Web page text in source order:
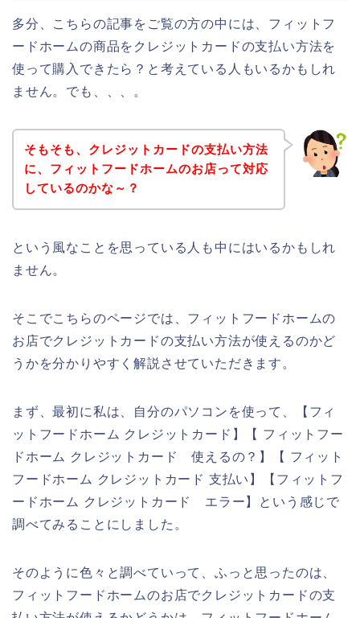
多分、こちらの記事をご覧の方の中には、フィットフ
ードホームの商品をクレジットカードの支払い方法を
使って購入できたら？と考えている人もいるかもしれ
ません。でも、、、。
そもそも、クレジットカードの支払い方法
に、フィットフードホームのお店って対応
しているのかな～？
という風なことを思っている人も中にはいるかもしれ
ません。
そこでこちらのページでは、フィットフードホームの
お店でクレジットカードの支払い方法が使えるのかど
うかを分かりやすく解説させていただきます。
まず、最初に私は、自分のパソコンを使って、【フィ
ットフードホーム クレジットカード】【 フィットフー
ドホーム クレジットカード 使えるの？】【 フィット
フードホーム クレジットカード 支払い】【フィットフ
ードホーム クレジットカード エラー】という感じで
調べてみることにしました。
そのように色々と調べていって、ふっと思ったのは、
フィットフードホームのお店でクレジットカードの支